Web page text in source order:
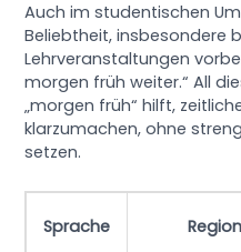
Auch im studentischen
Beliebtheit, insbesondere
Lehrveranstaltungen
morgen früh weiter.“ All
„morgen früh“ hilft,
klarzumachen, ohne
setzen.
Sprache Region